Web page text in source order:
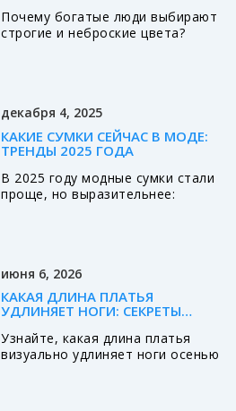
Почему богатые люди выбирают
строгие и неброские цвета?
декабря 4, 2025
КАКИЕ СУМКИ СЕЙЧАС В МОДЕ:
ТРЕНДЫ 2025 ГОДА
В 2025 году модные сумки стали
проще, но выразительнее:
идеальной.
июня 6, 2026
КАКАЯ ДЛИНА ПЛАТЬЯ
УДЛИНЯЕТ НОГИ: СЕКРЕТЫ
ОСЕНЬ 2026
Узнайте, какая длина платья
визуально удлиняет ноги осенью